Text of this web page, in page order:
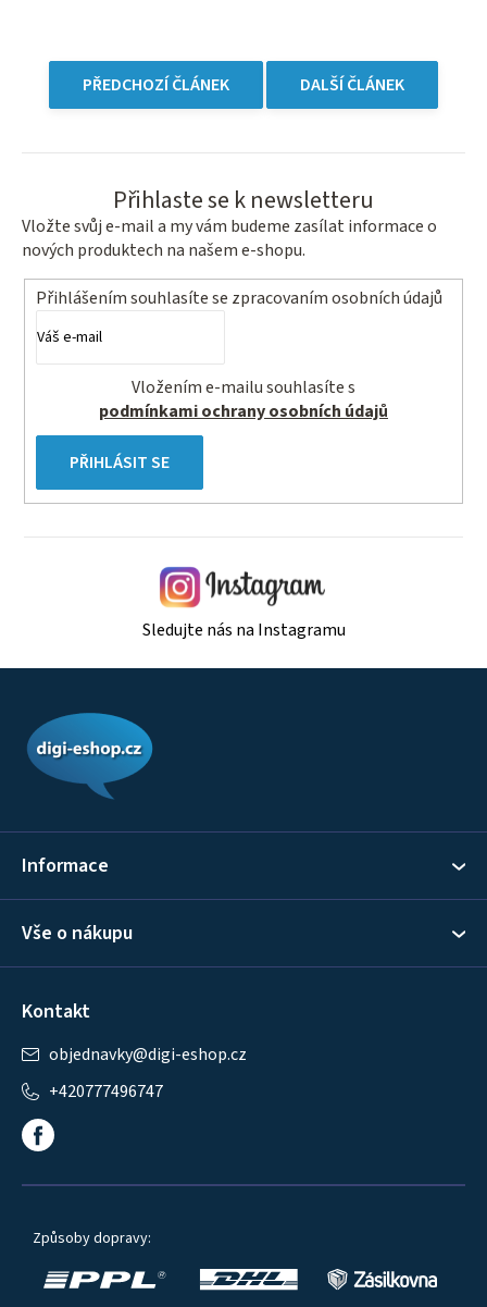
PŘEDCHOZÍ ČLÁNEK DALŠÍ ČLÁNEK
Přihlaste se k newsletteru
Vložte svůj e-mail a my vám budeme zasílat informace o
nových produktech na našem e-shopu.
Přihlášením souhlasíte se zpracovaním osobních údajů
podmínkami ochrany osobních údajů
PŘIHLÁSIT SE
Sledujte nás na Instagramu
Informace
Vše o nákupu
Kontakt
objednavky@digi-eshop.cz
+420777496747
Způsoby dopravy: